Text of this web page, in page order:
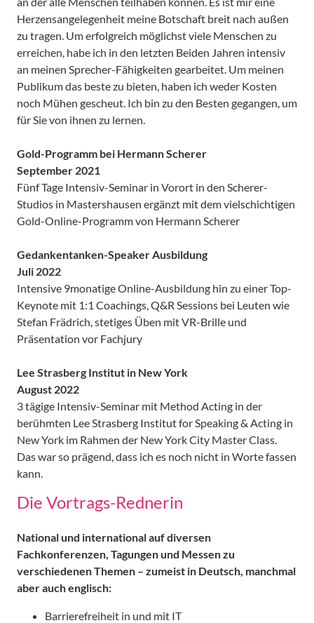
Herzensangelegenheit meine Botschaft breit nach außen
zu tragen. Um erfolgreich möglichst viele Menschen zu
erreichen, habe ich in den letzten Beiden Jahren intensiv
an meinen Sprecher-Fähigkeiten gearbeitet. Um meinen
Publikum das beste zu bieten, haben ich weder Kosten
noch Mühen gescheut. Ich bin zu den Besten gegangen, um
für Sie von ihnen zu lernen.
Gold-Programm bei Hermann Scherer
September 2021
Fünf Tage Intensiv-Seminar in Vorort in den Scherer-
Studios in Mastershausen ergänzt mit dem vielschichtigen
Gold-Online-Programm von Hermann Scherer
Gedankentanken-Speaker Ausbildung
Juli 2022
Intensive 9monatige Online-Ausbildung hin zu einer Top-
Keynote mit 1:1 Coachings, Q&R Sessions bei Leuten wie
Stefan Frädrich, stetiges Üben mit VR-Brille und
Präsentation vor Fachjury
Lee Strasberg Institut in New York
August 2022
3 tägige Intensiv-Seminar mit Method Acting in der
berühmten Lee Strasberg Institut for Speaking & Acting in
New York im Rahmen der New York City Master Class.
Das war so prägend, dass ich es noch nicht in Worte fassen
kann.
Die Vortrags-Rednerin
National und international auf diversen
Fachkonferenzen, Tagungen und Messen zu
verschiedenen Themen – zumeist in Deutsch, manchmal
aber auch englisch:
Barrierefreiheit in und mit IT